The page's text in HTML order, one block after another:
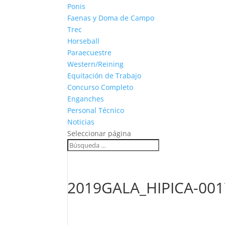
Ponis
Faenas y Doma de Campo
Trec
Horseball
Paraecuestre
Western/Reining
Equitación de Trabajo
Concurso Completo
Enganches
Personal Técnico
Noticias
Seleccionar página
2019GALA_HIPICA-